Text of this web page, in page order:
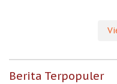
Berita Terpopuler